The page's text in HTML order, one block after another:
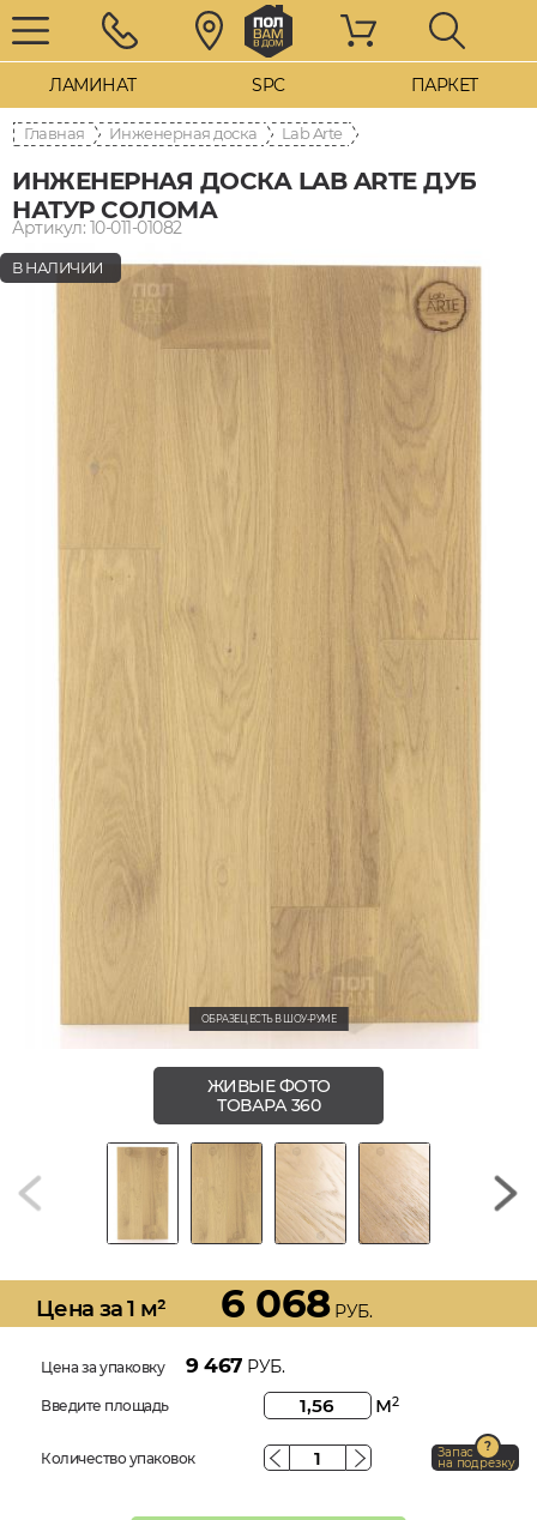
ЛАМИНАТ SPC ПАРКЕТ
Главная Инженерная доска Lab Arte
ИНЖЕНЕРНАЯ ДОСКА LAB ARTE ДУБ
НАТУР СОЛОМА
Артикул: 10-011-01082
В НАЛИЧИИ
ОБРАЗЕЦ ЕСТЬ В ШОУ-РУМЕ
ЖИВЫЕ ФОТО
ТОВАРА 360
Цена за 1 м² 6 068РУБ.
Цена за упаковку 9 467 РУБ.
Введите площадь м2
Количество упаковок Запас
на подрезку